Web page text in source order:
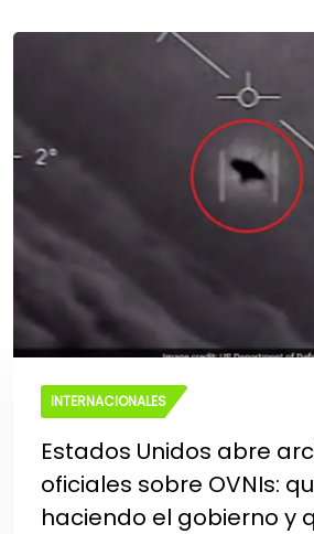
INTERNACIONALES
Estados Unidos abre
oficiales sobre OVNIs:
haciendo el gobierno y